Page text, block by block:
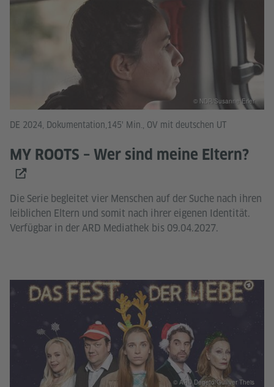
DE 2024, Dokumentation,145' Min., OV mit deutschen UT
MY ROOTS – Wer sind meine Eltern?
Die Serie begleitet vier Menschen auf der Suche nach ihren
leiblichen Eltern und somit nach ihrer eigenen Identität.
Verfügbar in der ARD Mediathek bis 09.04.2027.
© NDR/Susanne Erler
© ARD Degeto/Gulliver Theis